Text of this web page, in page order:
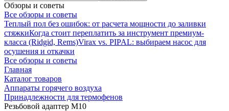
Обзоры и советы
Все обзоры и советы
Теплый пол без ошибок: от расчета мощности до заливки
стяжкиКогда стоит переплатить за инструмент премиум-
класса (Ridgid, Rems)Virax vs. PIPAL: выбираем насос для
осушения и откачки
Все обзоры и советы
Главная
Каталог товаров
Аппараты горячего воздуха
Принадлежности для термофенов
Резьбовой адаптер М10